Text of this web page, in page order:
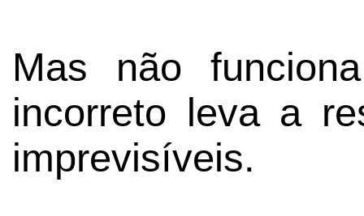
Mas não
incorreto leva a
imprevisíveis.